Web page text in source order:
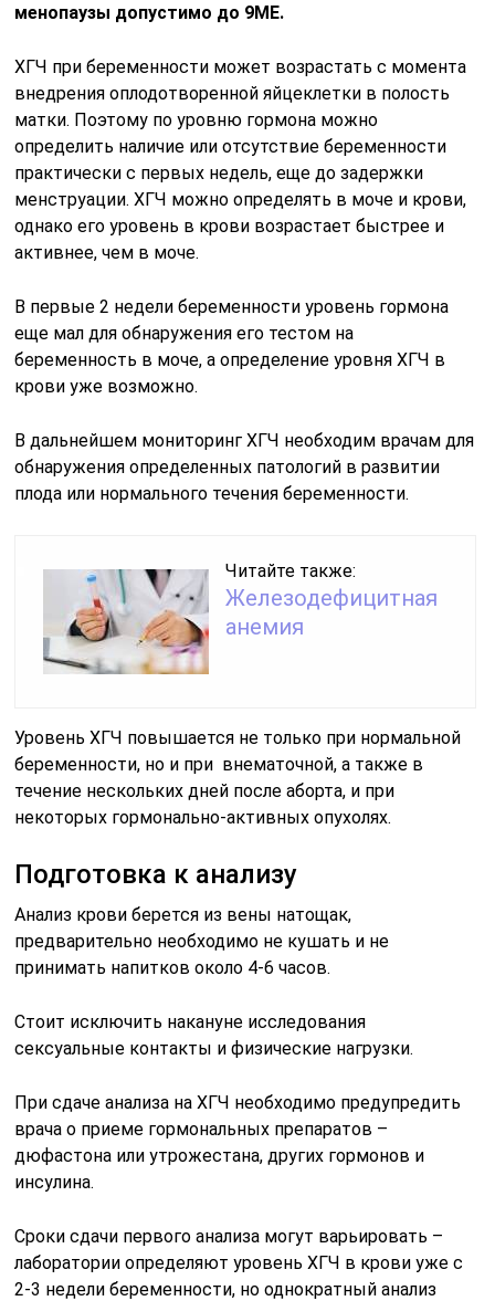
менопаузы допустимо до 9МЕ.
ХГЧ при беременности может возрастать с момента
внедрения оплодотворенной яйцеклетки в полость
матки. Поэтому по уровню гормона можно
определить наличие или отсутствие беременности
практически с первых недель, еще до задержки
менструации. ХГЧ можно определять в моче и крови,
однако его уровень в крови возрастает быстрее и
активнее, чем в моче.
В первые 2 недели беременности уровень гормона
еще мал для обнаружения его тестом на
беременность в моче, а определение уровня ХГЧ в
крови уже возможно.
В дальнейшем мониторинг ХГЧ необходим врачам для
обнаружения определенных патологий в развитии
плода или нормального течения беременности.
Читайте также:
Железодефицитная
анемия
Уровень ХГЧ повышается не только при нормальной
беременности, но и при внематочной, а также в
течение нескольких дней после аборта, и при
некоторых гормонально-активных опухолях.
Подготовка к анализу
Анализ крови берется из вены натощак,
предварительно необходимо не кушать и не
принимать напитков около 4-6 часов.
Стоит исключить накануне исследования
сексуальные контакты и физические нагрузки.
При сдаче анализа на ХГЧ необходимо предупредить
врача о приеме гормональных препаратов –
дюфастона или утрожестана, других гормонов и
инсулина.
Сроки сдачи первого анализа могут варьировать –
лаборатории определяют уровень ХГЧ в крови уже с
2-3 недели беременности, но однократный анализ